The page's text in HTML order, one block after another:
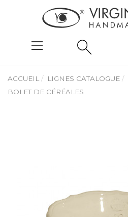
ACCUEIL LIGNES CATALOGUE
BOLET DE CÉRÉALES